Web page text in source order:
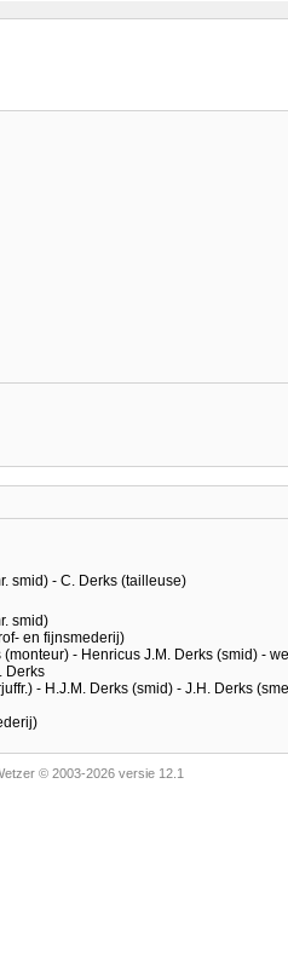
smid) - C. Derks (tailleuse)
smid)
en fijnsmederij)
(monteur) - Henricus J.M. Derks (smid) -
Derks
- H.J.M. Derks (smid) - J.H. Derks
© 2003-2026 versie 12.1